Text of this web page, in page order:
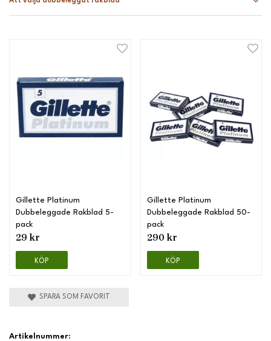
Gillette Platinum
Dubbeleggade Rakblad 5-
pack
29 kr
KÖP
Gillette Platinum
Dubbeleggade Rakblad 50-
pack
290 kr
KÖP
SPARA SOM FAVORIT
Artikelnummer: